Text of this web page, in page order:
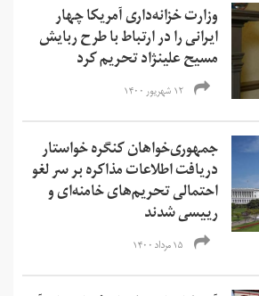
وزارت خزانه‌داری آمریکا چهار
ایرانی را در ارتباط با طرح ربایش
مسیح علینژاد تحریم کرد
۱۲ شهریور ۱۴۰۰
جمهوری‌خواهان کنگره خواستار
دریافت اطلاعات مذاکره بر سر لغو
احتمالی تحریم‌های خامنه‌ای و
رییسی شدند
۱۵ مرداد ۱۴۰۰